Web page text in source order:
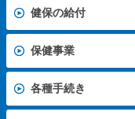
健保の給付
保健事業
各種手続き